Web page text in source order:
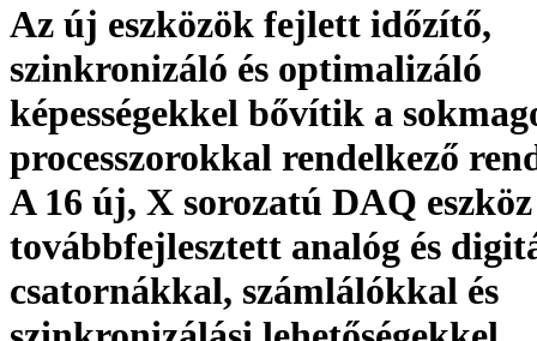
Az új eszközök fejlett időzítő,
szinkronizáló és optimalizáló
képességekkel bővítik a
processzorokkal rendelkező
A 16 új, X sorozatú DAQ eszköz
továbbfejlesztett analóg és
csatornákkal, számlálókkal és